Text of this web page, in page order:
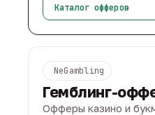
Каталог офферов
NeGambling
Гемблинг-
Офферы казино и